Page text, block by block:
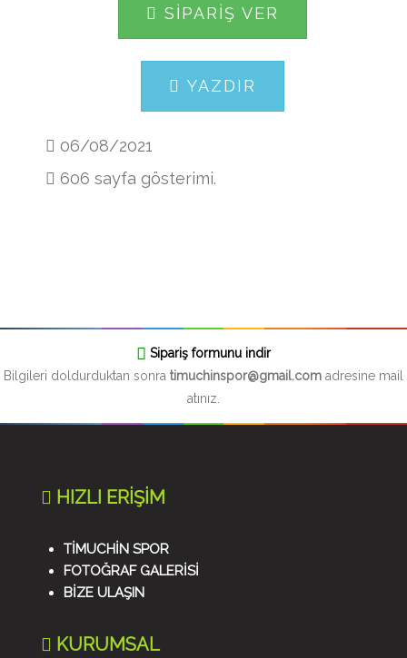
SIPARIŞ VER
YAZDIR
06/08/2021
606 sayfa gösterimi.
Sipariş formunu indir
Bilgileri doldurduktan sonra timuchinspor@gmail.com adresine mail
atınız.
HIZLI ERİŞİM
TİMUCHİN SPOR
FOTOĞRAF GALERİSİ
BİZE ULAŞIN
KURUMSAL